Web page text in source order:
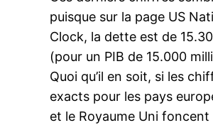
puisque sur la page US
Clock, la dette est de
(pour un PIB de 15.000
Quoi qu’il en soit, si les
exacts pour les pays
et le Royaume Uni foncent